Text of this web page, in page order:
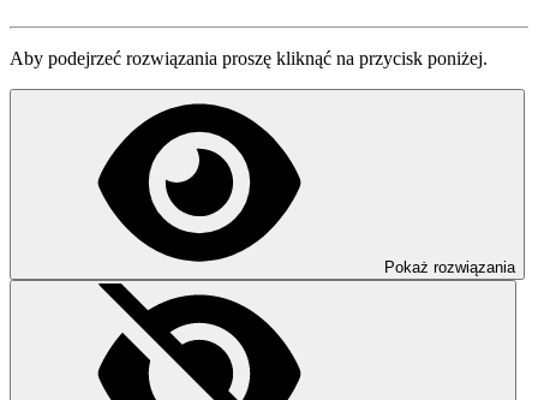
Aby podejrzeć rozwiązania proszę kliknąć na przycisk poniżej.
Pokaż rozwiązania